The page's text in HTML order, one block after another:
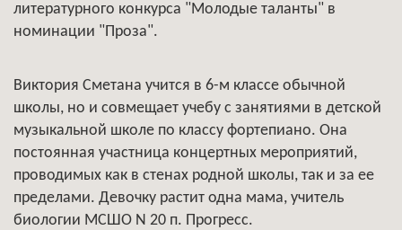
литературного конкурса "Молодые таланты" в
номинации "Проза".
Виктория Сметана учится в 6-м классе обычной
школы, но и совмещает учебу с занятиями в детской
музыкальной школе по классу фортепиано. Она
постоянная участница концертных мероприятий,
проводимых как в стенах родной школы, так и за ее
пределами. Девочку растит одна мама, учитель
биологии МСШО N 20 п. Прогресс.